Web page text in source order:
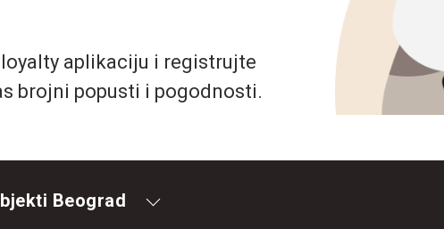
aplikaciju i registrujte
brojni popusti i pogodnosti.
Beograd